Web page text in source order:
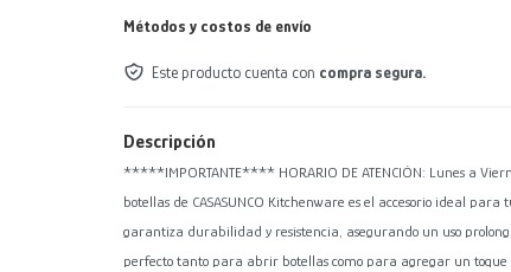
Métodos y costos de envío
Este producto cuenta con compra segura.
Descripción
*****IMPORTANTE**** HORARIO DE ATENCIÓN: Lunes a
botellas de CASASUNCO Kitchenware es el accesorio ideal
garantiza durabilidad y resistencia, asegurando un uso
perfecto tanto para abrir botellas como para agregar un toque